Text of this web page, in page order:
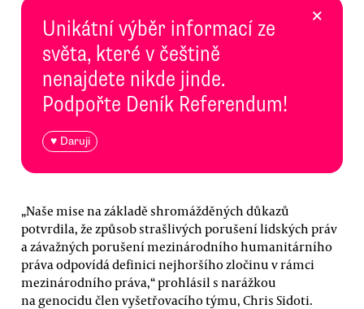
Unikátní výběr informací ze
světa, které v češtině
nenajdete nikde jinde.
Podpořte Deník Referendum!
♥ Daruji
×
„Naše mise na základě shromážděných důkazů
potvrdila, že způsob strašlivých porušení lidských práv
a závažných porušení mezinárodního humanitárního
práva odpovídá definici nejhoršího zločinu v rámci
mezinárodního práva,“ prohlásil s narážkou
na genocidu člen vyšetřovacího týmu, Chris Sidoti.